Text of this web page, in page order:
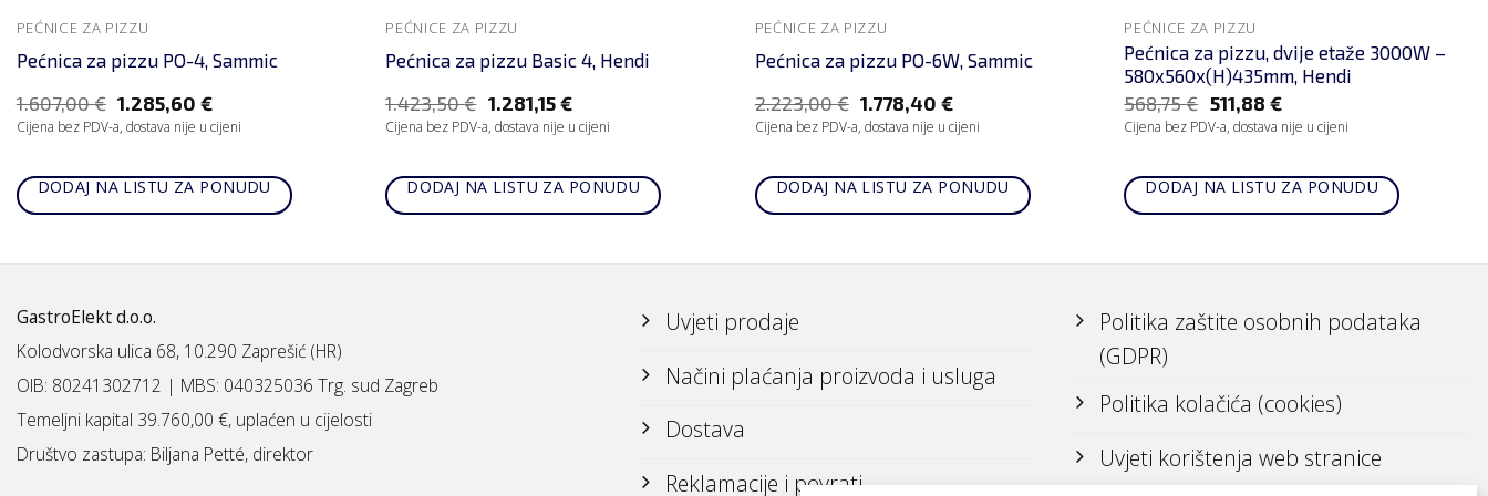
PEĆNICE ZA PIZZU
Pećnica za pizzu PO-4, Sammic
1.607,00€ 1.285,60€
Cijena bez PDV-a, dostava nije u cijeni
DODAJ NA LISTU ZA PONUDU
PEĆNICE ZA PIZZU
Pećnica za pizzu Basic 4, Hendi
1.423,50€ 1.281,15€
Cijena bez PDV-a, dostava nije u cijeni
DODAJ NA LISTU ZA PONUDU
PEĆNICE ZA PIZZU
Pećnica za pizzu PO-6W, Sammic
2.223,00€ 1.778,40€
Cijena bez PDV-a, dostava nije u cijeni
DODAJ NA LISTU ZA PONUDU
PEĆNICE ZA PIZZU
Pećnica za pizzu, dvije etaže 3000W –
580x560x(H)435mm, Hendi
568,75€ 511,88 €
Cijena bez PDV-a, dostava nije u cijeni
DODAJ NA LISTU ZA PONUDU
GastroElekt d.o.o.
Kolodvorska ulica 68, 10.290 Zaprešić (HR)
OIB: 80241302712 | MBS: 040325036 Trg. sud Zagreb
Temeljni kapital 39.760,00 €, uplaćen u cijelosti
Društvo zastupa: Biljana Petté, direktor
Uvjeti prodaje
Načini plaćanja proizvoda i usluga
Dostava
Reklamacije i povrati
Politika zaštite osobnih podataka
(GDPR)
Politika kolačića (cookies)
Uvjeti korištenja web stranice